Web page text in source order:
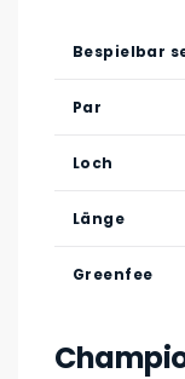
Bespielbar
Par
Loch
Länge
Greenfee